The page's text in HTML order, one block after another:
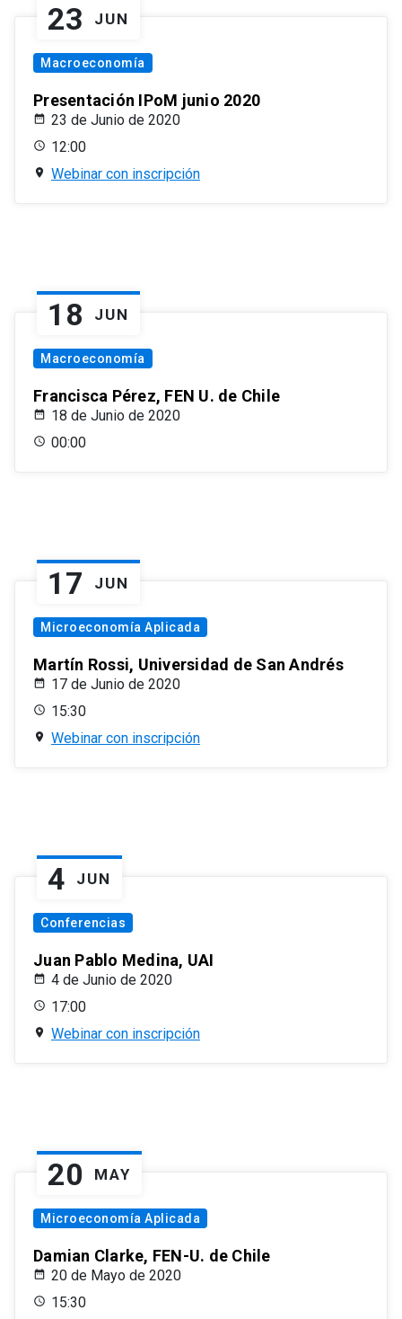
23 JUN
Macroeconomía
Presentación IPoM junio 2020
23 de Junio de 2020
12:00
Webinar con inscripción
18 JUN
Macroeconomía
Francisca Pérez, FEN U. de Chile
18 de Junio de 2020
00:00
17 JUN
Microeconomía Aplicada
Martín Rossi, Universidad de San Andrés
17 de Junio de 2020
15:30
Webinar con inscripción
4 JUN
Conferencias
Juan Pablo Medina, UAI
4 de Junio de 2020
17:00
Webinar con inscripción
20 MAY
Microeconomía Aplicada
Damian Clarke, FEN-U. de Chile
20 de Mayo de 2020
15:30